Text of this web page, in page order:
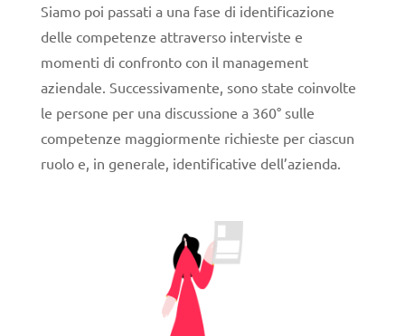
Siamo poi passati a una fase di identificazione
delle competenze attraverso interviste e
momenti di confronto con il management
aziendale. Successivamente, sono state coinvolte
le persone per una discussione a 360° sulle
competenze maggiormente richieste per ciascun
ruolo e, in generale, identificative dell’azienda.